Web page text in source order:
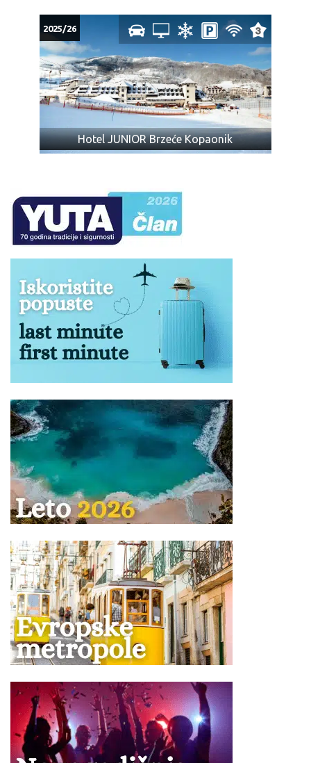
Hotel JUNIOR Brzeće Kopaonik
2025/26